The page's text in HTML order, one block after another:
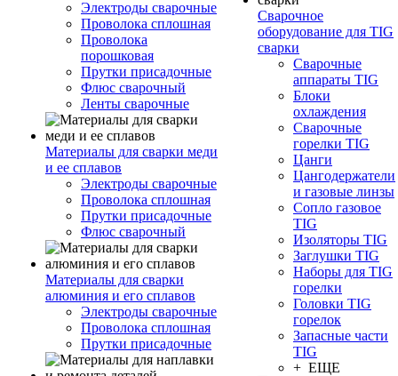
Электроды сварочные
Проволока сплошная
Проволока
порошковая
Прутки присадочные
Флюс сварочный
Ленты сварочные
Материалы для сварки меди
и ее сплавов
Электроды сварочные
Проволока сплошная
Прутки присадочные
Флюс сварочный
Материалы для сварки
алюминия и его сплавов
Электроды сварочные
Проволока сплошная
Прутки присадочные
Сварочное
оборудование для TIG
сварки
Сварочные
аппараты TIG
Блоки
охлаждения
Сварочные
горелки TIG
Цанги
Цангодержатели
и газовые линзы
Сопло газовое
TIG
Изоляторы TIG
Заглушки TIG
Наборы для TIG
горелки
Головки TIG
горелок
Запасные части
TIG
+ ЕЩЕ